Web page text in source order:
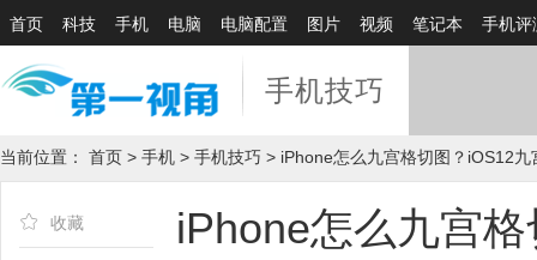
首页 科技 手机 电脑 电脑配置 图片 视频 笔记本 手机评
手机技巧
当前位置： 首页 > 手机 > 手机技巧 > iPhone怎么九宫格切图？iOS12
iPhone怎么九宫
收藏